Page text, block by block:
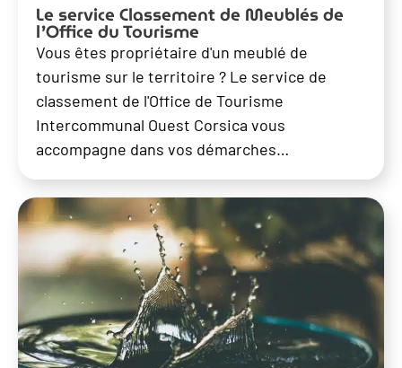
Le service Classement de Meublés de
l’Office du Tourisme
Vous êtes propriétaire d'un meublé de
tourisme sur le territoire ? Le service de
classement de l'Office de Tourisme
Intercommunal Ouest Corsica vous
accompagne dans vos démarches…